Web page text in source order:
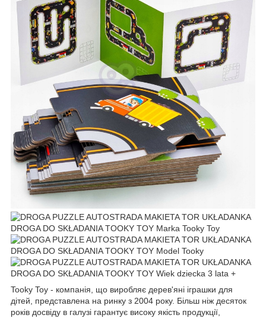
Tooky Toy - компанія, що виробляє дерев'яні іграшки для
дітей, представлена на ринку з 2004 року. Більш ніж десяток
років досвіду в галузі гарантує високу якість продукції,